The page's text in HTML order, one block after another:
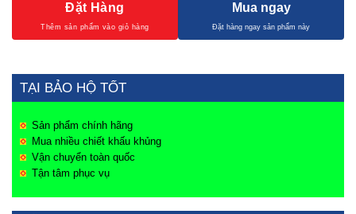
Đặt Hàng Mua ngay
TẠI BẢO HỘ TỐT
Sản phẩm chính hãng
Mua nhiều chiết khấu khủng
Vận chuyển toàn quốc
Tận tâm phục vụ